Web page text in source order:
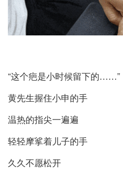
“这个疤是小时候留下的……”
黄先生握住小申的手
温热的指尖一遍遍
轻轻摩挲着儿子的手
久久不愿松开